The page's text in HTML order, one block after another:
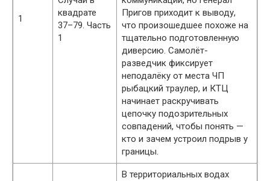
1
квадрате
37–79. Часть
1
Пригов приходит к выводу,
что произошедшее похоже на
тщательно подготовленную
диверсию. Самолёт-
разведчик фиксирует
неподалёку от места ЧП
рыбацкий траулер, и КТЦ
начинает раскручивать
цепочку подозрительных
совпадений, чтобы понять —
кто и зачем устроил подрыв у
границы.
В территориальных водах